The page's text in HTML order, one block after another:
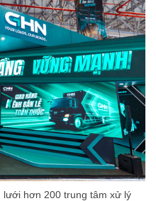
lưới hơn 200 trung tâm xử lý